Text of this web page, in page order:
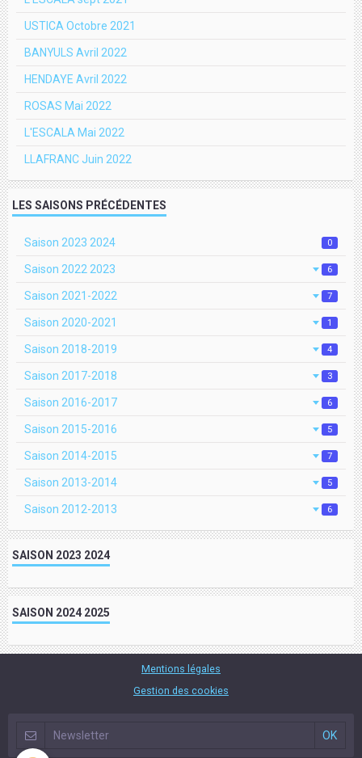
USTICA Octobre 2021
BANYULS Avril 2022
HENDAYE Avril 2022
ROSAS Mai 2022
L'ESCALA Mai 2022
LLAFRANC Juin 2022
LES SAISONS PRÉCÉDENTES
Saison 2023 2024 0
Saison 2022 2023 6
Saison 2021-2022 7
Saison 2020-2021 1
Saison 2018-2019 4
Saison 2017-2018 3
Saison 2016-2017 6
Saison 2015-2016 5
Saison 2014-2015 7
Saison 2013-2014 5
Saison 2012-2013 6
SAISON 2023 2024
SAISON 2024 2025
Mentions légales
Gestion des cookies